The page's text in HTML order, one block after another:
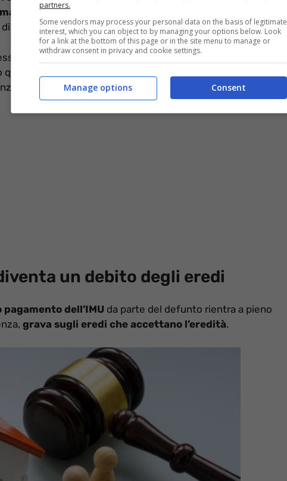
mancato versamento dell’IMU
immobili diversi dell’abitazione principale.
del contribuente, ildebito IMU si estingua
stabilito dalla normativa vigente, non lascia spazio
un debito degli eredi
dell’IMU da parte del defunto rientra a pieno
grava sugli eredi che accettano l’eredità.
partners.
Some vendors may process your personal data on the basis of legitimate
interest, which you can object to by managing your options below. Look
for a link at the bottom of this page or in the site menu to manage or
withdraw consent in privacy and cookie settings.
Consent
Manage options